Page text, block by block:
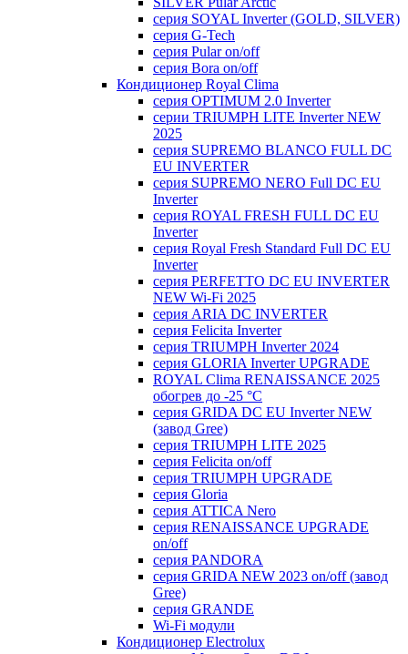
серия SOYAL Inverter (GOLD, SILVER)
серия G-Tech
серия Pular on/off
серия Bora on/off
Кондиционер Royal Clima
серия OPTIMUM 2.0 Inverter
серии TRIUMPH LITE Inverter NEW
2025
серия SUPREMO BLANCO FULL DC
EU INVERTER
серия SUPREMO NERO Full DC EU
Inverter
серия ROYAL FRESH FULL DC EU
Inverter
серия Royal Fresh Standard Full DC EU
Inverter
серия PERFETTO DC EU INVERTER
NEW Wi-Fi 2025
серия ARIA DC INVERTER
серия Felicita Inverter
серия TRIUMPH Inverter 2024
серия GLORIA Inverter UPGRADE
ROYAL Clima RENAISSANCE 2025
обогрев до -25 °С
серия GRIDA DC EU Inverter NEW
(завод Gree)
серия TRIUMPH LITE 2025
серия Felicita on/off
серия TRIUMPH UPGRADE
серия Gloria
серия ATTICA Nero
серия RENAISSANCE UPGRADE
on/off
серия PANDORA
серия GRIDA NEW 2023 on/off (завод
Gree)
серия GRANDE
Wi-Fi модули
Кондиционер Electrolux